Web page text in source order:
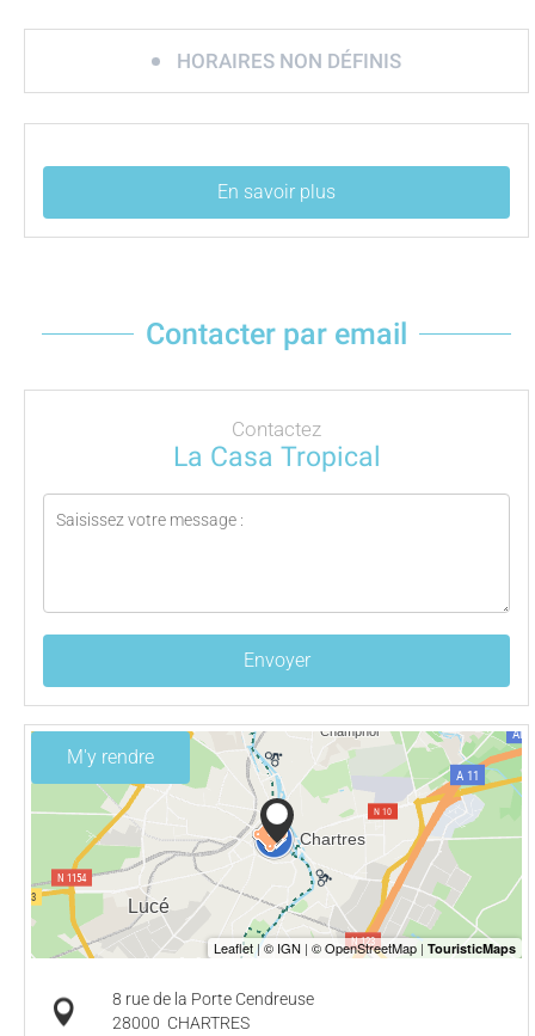
HORAIRES NON DÉFINIS
En savoir plus
Contacter par email
Contactez
La Casa Tropical
Envoyer
M'y rendre
8 rue de la Porte Cendreuse
28000 CHARTRES